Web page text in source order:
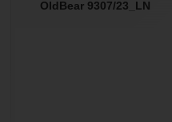
OldBear 9307/23_LN